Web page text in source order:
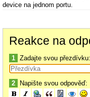
device na jednom portu.
Reakce na
1 Zadajte svou přezdívku:
2 Napište svou odpověď: